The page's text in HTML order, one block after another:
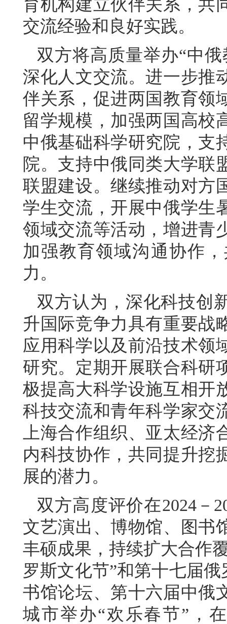
育机构建立伙伴关系，共
交流经验和良好实践。
双方将高质量举办“中
深化人文交流。进一步推
伴关系，促进两国教育领
留学规模，加强两国高校
中俄基础科学研究院，支
院。支持中俄同类大学联
联盟建设。继续推动对方
学生交流，开展中俄学生
领域交流等活动，增进青
加强教育领域沟通协作
力。
双方认为，深化科技创
升国际竞争力具有重要战
应用科学以及前沿技术领
研究。定期开展联合科研
极提高大科学设施互相开
科技交流和青年科学家交
上海合作组织、亚太经
内科技协作，共同提升挖
展的潜力。
双方高度评价在2024－
文艺演出、博物馆、图书
丰硕成果，持续扩大合作
罗斯文化节”和第十七届
书馆论坛、第十六届中俄
城市举办“欢乐春节”，